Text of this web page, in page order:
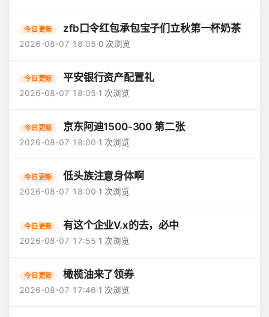
今日更新 zfb口令红包承包宝子们立秋第一杯奶茶
2026-08-07 18:05·0 次浏览
今日更新 平安银行资产配置礼
2026-08-07 18:05·1 次浏览
今日更新 京东阿迪1500-300 第二张
2026-08-07 18:00·1 次浏览
今日更新 低头族注意身体啊
2026-08-07 18:00·1 次浏览
今日更新 有这个企业V.x的去，必中
2026-08-07 17:55·1 次浏览
今日更新 橄榄油来了领券
2026-08-07 17:46·1 次浏览